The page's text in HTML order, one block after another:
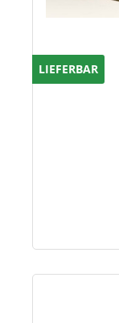
LIEFERBAR